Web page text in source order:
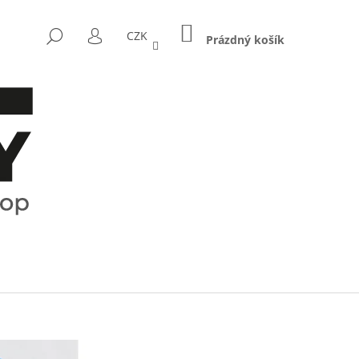
HLEDAT
PŘIHLÁŠENÍ
CZK NÁKUPNÍ
KOŠÍK
Prázdný košík